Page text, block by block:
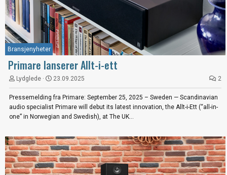
Bransjenyheter
Primare lanserer Allt-i-ett
Lydglede 23.09.2025 2
Pressemelding fra Primare: September 25, 2025 – Sweden — Scandinavian
audio specialist Primare will debut its latest innovation, the Allt-i-Ett (“all-in-
one” in Norwegian and Swedish), at The UK...